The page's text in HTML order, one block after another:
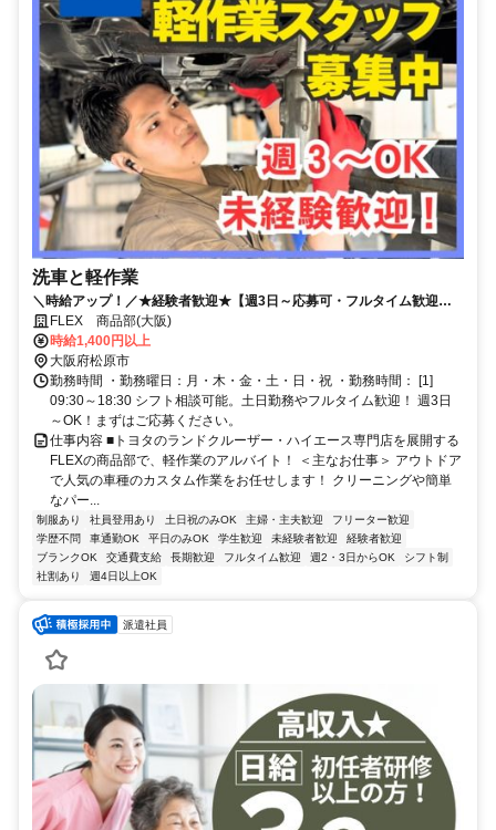
洗車と軽作業
＼時給アップ！／★経験者歓迎★【週3日～応募可・フルタイム歓迎】
車のカスタム作業のお仕事！
FLEX 商品部(大阪)
時給1,400円以上
大阪府松原市
勤務時間 ・勤務曜日：月・木・金・土・日・祝 ・勤務時間： [1]
09:30～18:30 シフト相談可能。土日勤務やフルタイム歓迎！ 週3日
～OK！まずはご応募ください。
仕事内容 ■トヨタのランドクルーザー・ハイエース専門店を展開する
FLEXの商品部で、軽作業のアルバイト！ ＜主なお仕事＞ アウトドア
で人気の車種のカスタム作業をお任せします！ クリーニングや簡単
なパー...
制服あり 社員登用あり 土日祝のみOK 主婦・主夫歓迎
フリーター歓迎
学歴不問
車通勤OK 平日のみOK 学生歓迎 未経験者歓迎
経験者歓迎
ブランクOK
交通費支給 長期歓迎 フルタイム歓迎 週2・3日からOK
シフト制
社割あり
週4日以上OK
派遣社員